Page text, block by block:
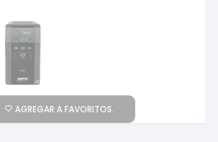
AGREGAR A FAVORITOS.